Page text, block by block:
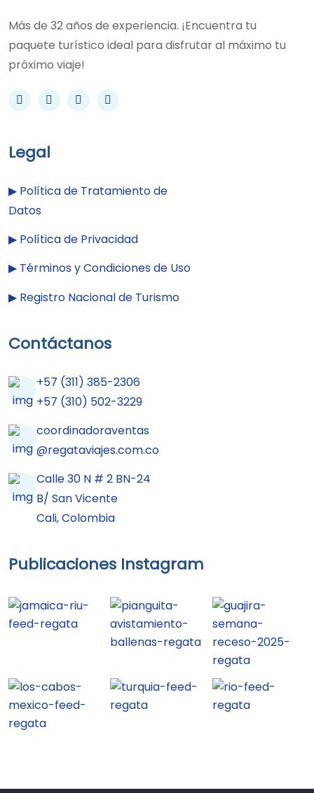
Más de 32 años de experiencia. ¡Encuentra tu
paquete turístico ideal para disfrutar al máximo tu
próximo viaje!
Legal
▶︎ Política de Tratamiento de
Datos
▶︎ Política de Privacidad
▶︎ Términos y Condiciones de Uso
▶︎ Registro Nacional de Turismo
Contáctanos
+57 (311) 385-2306
+57 (310) 502-3229
coordinadoraventas
@regataviajes.com.co
Calle 30 N # 2 BN-24
B/ San Vicente
Cali, Colombia
Publicaciones Instagram